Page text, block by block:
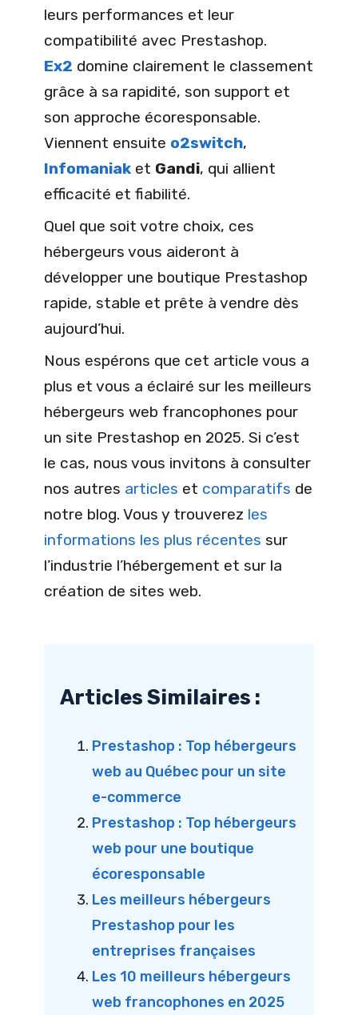
leurs performances et leur
compatibilité avec Prestashop.
Ex2 domine clairement le classement
grâce à sa rapidité, son support et
son approche écoresponsable.
Viennent ensuite o2switch,
Infomaniak et Gandi, qui allient
efficacité et fiabilité.
Quel que soit votre choix, ces
hébergeurs vous aideront à
développer une boutique Prestashop
rapide, stable et prête à vendre dès
aujourd’hui.
Nous espérons que cet article vous a
plus et vous a éclairé sur les meilleurs
hébergeurs web francophones pour
un site Prestashop en 2025. Si c’est
le cas, nous vous invitons à consulter
nos autres articles et comparatifs de
notre blog. Vous y trouverez les
informations les plus récentes sur
l’industrie l’hébergement et sur la
création de sites web.
Articles Similaires :
Prestashop : Top hébergeurs
web au Québec pour un site
e-commerce
Prestashop : Top hébergeurs
web pour une boutique
écoresponsable
Les meilleurs hébergeurs
Prestashop pour les
entreprises françaises
Les 10 meilleurs hébergeurs
web francophones en 2025